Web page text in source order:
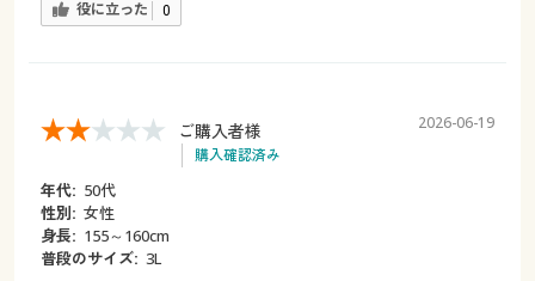
役に立った 0
ご購入者様
購入確認済み
2026-06-19
年代: 50代
性別: 女性
身長: 155～160cm
普段のサイズ: 3L